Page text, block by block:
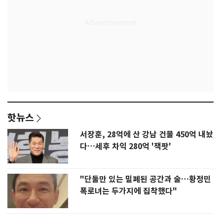
핫뉴스
서장훈, 28억에 산 강남 건물 450억 내놨
다…세후 차익 280억 '잭팟'
"단둘만 있는 밀폐된 공간과 술…황정민
폭로녀는 두가지에 집착했다"